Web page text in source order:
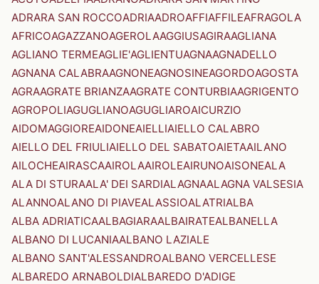
ADRARA SAN ROCCOADRIAADROAFFIAFFILEAFRAGOLA
AFRICOAGAZZANOAGEROLAAGGIUSAGIRAAGLIANA
AGLIANO TERMEAGLIE'AGLIENTUAGNAAGNADELLO
AGNANA CALABRAAGNONEAGNOSINEAGORDOAGOSTA
AGRAAGRATE BRIANZAAGRATE CONTURBIAAGRIGENTO
AGROPOLIAGUGLIANOAGUGLIAROAICURZIO
AIDOMAGGIOREAIDONEAIELLIAIELLO CALABRO
AIELLO DEL FRIULIAIELLO DEL SABATOAIETAAILANO
AILOCHEAIRASCAAIROLAAIROLEAIRUNOAISONEALA
ALA DI STURAALA' DEI SARDIALAGNAALAGNA VALSESIA
ALANNOALANO DI PIAVEALASSIOALATRIALBA
ALBA ADRIATICAALBAGIARAALBAIRATEALBANELLA
ALBANO DI LUCANIAALBANO LAZIALE
ALBANO SANT'ALESSANDROALBANO VERCELLESE
ALBAREDO ARNABOLDIALBAREDO D'ADIGE